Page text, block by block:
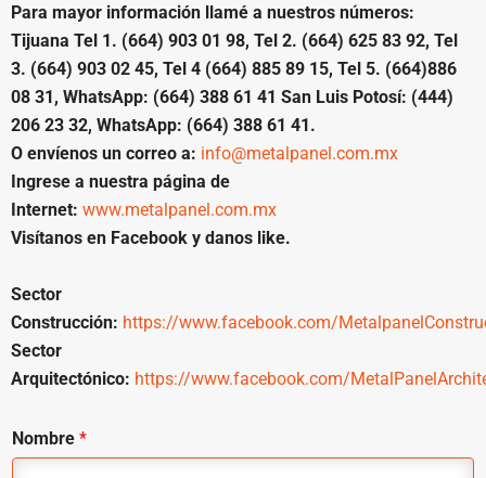
Para mayor información llamé a nuestros números:
Tijuana Tel 1. (664) 903 01 98, Tel 2. (664) 625 83 92, Tel
3. (664) 903 02 45, Tel 4 (664) 885 89 15, Tel 5. (664)886
08 31, WhatsApp: (664) 388 61 41 San Luis Potosí: (444)
206 23 32, WhatsApp: (664) 388 61 41.
O envíenos un correo a: info@metalpanel.com.mx
Ingrese a nuestra página de
Internet: www.metalpanel.com.mx
Visítanos en Facebook y danos like.
Sector
Construcción: https://www.facebook.com/
Sector
Arquitectónico: https://www.facebook.com/
Nombre *